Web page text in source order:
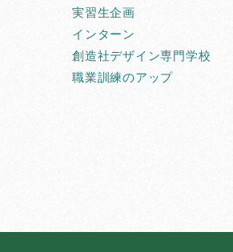
実習生企画
インターン
創造社デザイン専門学校
職業訓練のアップ